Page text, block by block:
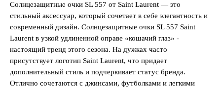
Солнцезащитные очки SL 557 от Saint Laurent — это
стильный аксессуар, который сочетает в себе элегантность и
современный дизайн. Солнцезащитные очки SL 557 Saint
Laurent в узкой удлиненной оправе «кошачий глаз» -
настоящий тренд этого сезона. На дужках часто
присутствует логотип Saint Laurent, что придает
дополнительный стиль и подчеркивает статус бренда.
Отлично сочетаются с джинсами, футболками и легкими